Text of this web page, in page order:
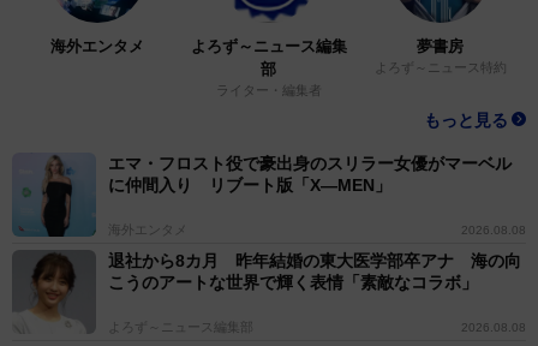
海外エンタメ
よろず～ニュース編集
部
ライター・編集者
夢書房
よろず～ニュース特約
もっと見る
エマ・フロスト役で豪出身のスリラー女優がマーベル
に仲間入り リブート版「X―MEN」
海外エンタメ 2026.08.08
退社から8カ月 昨年結婚の東大医学部卒アナ 海の向
こうのアートな世界で輝く表情「素敵なコラボ」
よろず～ニュース編集部 2026.08.08